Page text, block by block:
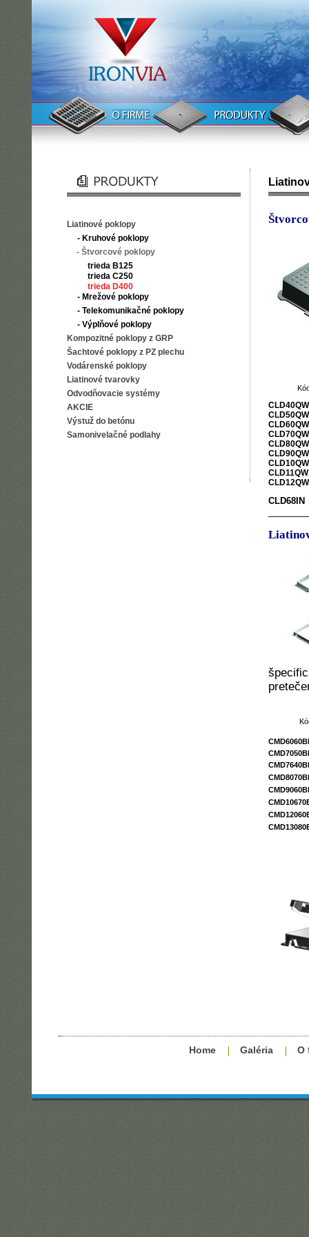
Liatinové poklopy
- Kruhové poklopy
- Štvorcové poklopy
trieda B125
trieda C250
trieda D400
- Mrežové poklopy
- Telekomunikačné poklopy
- Výplňové poklopy
Kompozitné poklopy z GRP
Šachtové poklopy z PZ plechu
Vodárenské poklopy
Liatinové tvarovky
Odvodňovacie systémy
AKCIE
Výstuž do betónu
Samonivelačné podlahy
CLD40QW
CLD50QW
CLD60QW
CLD70QW
CLD80QW
CLD90QW
CLD10QW
CLD11QW
CLD12QW
CLD68IN
Home Galéria O